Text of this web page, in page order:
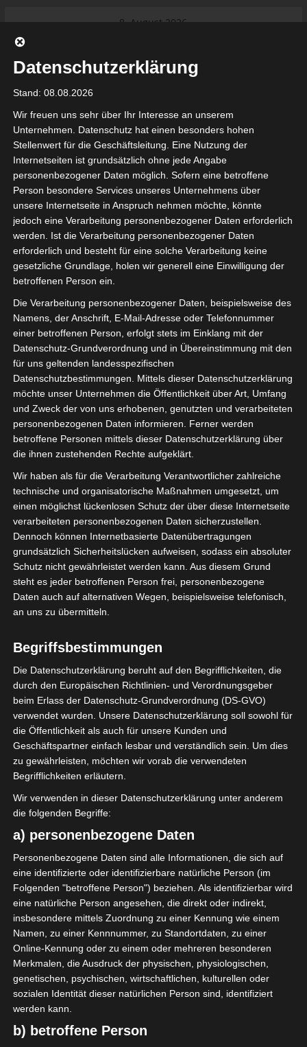
8. August 2026
beginnt am 22. und 23. August
2026 (Update)
Meisterschaft an
Ligue 1 Pro: Spielplan der ersten 15
Spieltage der Saison 2026/2027
Ligue 2 Pro Tunesien 2026/2027 –
Saison beginnt am am 19./20.
September 2026
Internationaler Sportgerichtshof
lehnt Eilverfahren ab – AS Soliman
steuert auf die Ligue 2 zu
tunesienfussball.de
Tunesien Ligafußball
von Google Adsense (Google Ireland Limited, Gordon House, Barrow
Ireland) benötigen wir laut DSGVO Ihre Zustimmung. Es werden seitens
Daten erhoben, verarbeitet und gespeichert. Welche Daten genau
bitte den Datenschutzbedingungen.
Google Adsenseist deaktiviert. ✓ Erlauben Datenschutzbedingungen
Sie befinden sich hier:Startseite»Union Sportive de
Ben Guerdane (USBG) – Étoile Sportive de Métlaoui
3 März 2025-14:00
Meisterschaft Tunesien 2024/2025|
Spieltag 23
Halbzeit: 2-0
Union Sportive de
Ben Guerdane
(USBG) 2
Étoile Sportive de
Métlaoui (ESM) 2
ENDERGEBNIS
Stade du 7-Mars - Ben Guerdane
TORE
Tor
Adnene Yaakoubi
3'
Elfmetertor
S. Laabidi
21'
75'
Tor
A. Aouled Behi
90'
Tor
A. Mazhoud
AUFSTELLUNGEN
Union Sportive de Ben Guerdane (USBG)
D S. Laabidi
Datenschutzerklärung
Stand: 08.08.2026
Wir freuen uns sehr über Ihr Interesse an unserem
Unternehmen. Datenschutz hat einen besonders hohen
Stellenwert für die Geschäftsleitung. Eine Nutzung der
Internetseiten ist grundsätzlich ohne jede Angabe
personenbezogener Daten möglich. Sofern eine betroffene
Person besondere Services unseres Unternehmens über
unsere Internetseite in Anspruch nehmen möchte, könnte
jedoch eine Verarbeitung personenbezogener Daten erforderlich
werden. Ist die Verarbeitung personenbezogener Daten
erforderlich und besteht für eine solche Verarbeitung keine
gesetzliche Grundlage, holen wir generell eine Einwilligung der
betroffenen Person ein.
Die Verarbeitung personenbezogener Daten, beispielsweise des
Namens, der Anschrift, E-Mail-Adresse oder Telefonnummer
einer betroffenen Person, erfolgt stets im Einklang mit der
Datenschutz-Grundverordnung und in Übereinstimmung mit den
für uns geltenden landesspezifischen
Datenschutzbestimmungen. Mittels dieser Datenschutzerklärung
möchte unser Unternehmen die Öffentlichkeit über Art, Umfang
und Zweck der von uns erhobenen, genutzten und verarbeiteten
personenbezogenen Daten informieren. Ferner werden
betroffene Personen mittels dieser Datenschutzerklärung über
die ihnen zustehenden Rechte aufgeklärt.
Wir haben als für die Verarbeitung Verantwortlicher zahlreiche
technische und organisatorische Maßnahmen umgesetzt, um
einen möglichst lückenlosen Schutz der über diese Internetseite
verarbeiteten personenbezogenen Daten sicherzustellen.
Dennoch können Internetbasierte Datenübertragungen
grundsätzlich Sicherheitslücken aufweisen, sodass ein absoluter
Schutz nicht gewährleistet werden kann. Aus diesem Grund
steht es jeder betroffenen Person frei, personenbezogene
Daten auch auf alternativen Wegen, beispielsweise telefonisch,
an uns zu übermitteln.
Begriffsbestimmungen
Die Datenschutzerklärung beruht auf den Begrifflichkeiten, die
durch den Europäischen Richtlinien- und Verordnungsgeber
beim Erlass der Datenschutz-Grundverordnung (DS-GVO)
verwendet wurden. Unsere Datenschutzerklärung soll sowohl für
die Öffentlichkeit als auch für unsere Kunden und
Geschäftspartner einfach lesbar und verständlich sein. Um dies
zu gewährleisten, möchten wir vorab die verwendeten
Begrifflichkeiten erläutern.
Wir verwenden in dieser Datenschutzerklärung unter anderem
die folgenden Begriffe:
a) personenbezogene Daten
Personenbezogene Daten sind alle Informationen, die sich auf
eine identifizierte oder identifizierbare natürliche Person (im
Folgenden "betroffene Person") beziehen. Als identifizierbar wird
eine natürliche Person angesehen, die direkt oder indirekt,
insbesondere mittels Zuordnung zu einer Kennung wie einem
Namen, zu einer Kennnummer, zu Standortdaten, zu einer
Online-Kennung oder zu einem oder mehreren besonderen
Merkmalen, die Ausdruck der physischen, physiologischen,
genetischen, psychischen, wirtschaftlichen, kulturellen oder
sozialen Identität dieser natürlichen Person sind, identifiziert
werden kann.
b) betroffene Person